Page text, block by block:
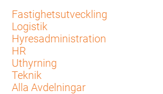
Fastighetsutveckling
Logistik
Hyresadministration
HR
Uthyrning
Teknik
Alla Avdelningar